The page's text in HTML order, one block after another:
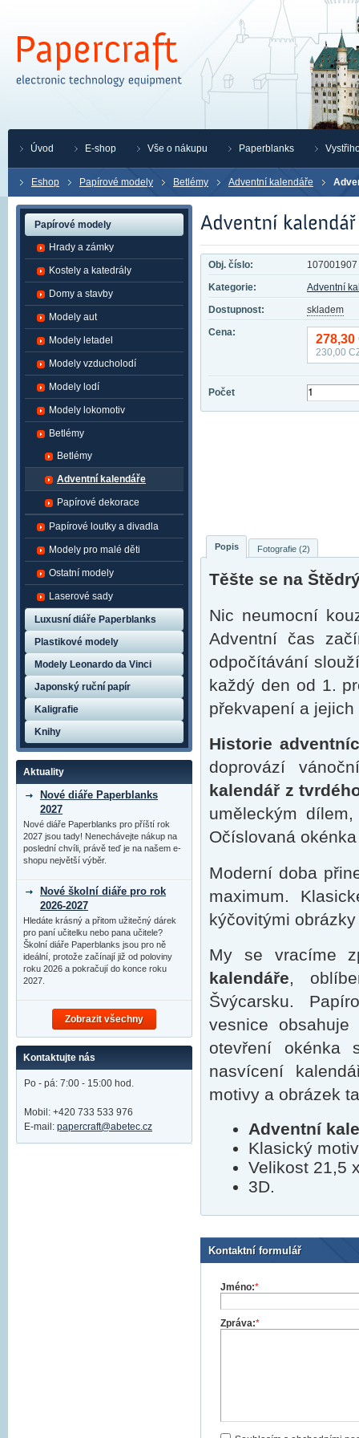
Eshop Papírové modely Betlémy Adventní kalendáře
Obj. číslo:
107001907
Kategorie:
Adventní
Dostupnost:
skladem
Cena:
278,30
230,00
Počet
Popis Fotografie (2)
Těšte se na
Nic neumocní
Adventní čas
odpočítávání
každý den od 1.
překvapení a
Historie
doprovází
kalendář z
uměleckým
Očíslovaná
Moderní doba
maximum.
kýčovitými
My se vracíme
kalendáře,
Švýcarsku.
vesnice
otevření
nasvícení
motivy a obrázek
Adventní
Klasický
Velikost 21,5
3D.
Kontaktní formulář
Jméno:*
Zpráva:*
Papírové modely
Hrady a zámky
Kostely a katedrály
Domy a stavby
Modely aut
Modely letadel
Modely vzducholodí
Modely lodí
Modely lokomotiv
Betlémy
Betlémy
Adventní kalendáře
Papírové dekorace
Papírové loutky a divadla
Modely pro malé děti
Ostatní modely
Laserové sady
Luxusní diáře Paperblanks
Plastikové modely
Modely Leonardo da Vinci
Japonský ruční papír
Kaligrafie
Knihy
Aktuality
Nové diáře Paperblanks
2027
Nové diáře Paperblanks pro příští rok
2027 jsou tady! Nenechávejte nákup na
poslední chvíli, právě teď je na našem e-
shopu největší výběr.
Nové školní diáře pro rok
2026-2027
Hledáte krásný a přitom užitečný dárek
pro paní učitelku nebo pana učitele?
Školní diáře Paperblanks jsou pro ně
ideální, protože začínají již od poloviny
roku 2026 a pokračují do konce roku
2027.
Zobrazit všechny
Kontaktujte nás
Po - pá: 7:00 - 15:00 hod.
Mobil: +420 733 533 976
E-mail: papercraft@abetec.cz
Úvod E-shop Vše o nákupu Paperblanks